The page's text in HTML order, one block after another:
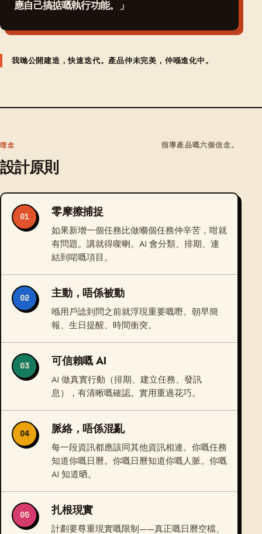
應自己搞掂嘅執行功能。」
我哋公開建造，快速迭代。產品仲未完美，仲喺進化中。
理念
設計原則
指導產品嘅六個信念。
01 零摩擦捕捉
如果新增一個任務比做嗰個任務仲辛苦，咁就
有問題。講就得㗎喇。AI 會分類、排期、連
結到啱嘅項目。
02 主動，唔係被動
喺用戶諗到問之前就浮現重要嘅嘢。朝早簡
報、生日提醒、時間衝突。
03 可信賴嘅 AI
AI 做真實行動（排期、建立任務、發訊
息），有清晰嘅確認。實用重過花巧。
04 脈絡，唔係混亂
每一段資訊都應該同其他資訊相連。你嘅任務
知道你嘅日曆。你嘅日曆知道你嘅人脈。你嘅
AI 知道晒。
05 扎根現實
計劃要尊重現實嘅限制——真正嘅日曆空檔、